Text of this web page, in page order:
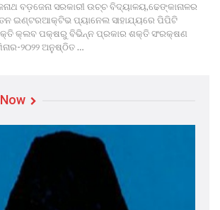
ବଡ଼ଜେନା ସରକାରୀ ଉଚ୍ଚ ବିଦ୍ୟାଳୟ,ଢେଙ୍କାନାଳର
ଇଣ୍ଟରଆକ୍ଟିଭ ପ୍ୟାନେଲ ସାହାଯ୍ୟରେ ପିପିଟି
କ୍ଲବ ପକ୍ଷରୁ ବିଭିନ୍ନ ପ୍ରକାର ଶକ୍ତି ସଂରକ୍ଷଣ
୨୦୨୨ ଅନୁଷ୍ଠିତ …